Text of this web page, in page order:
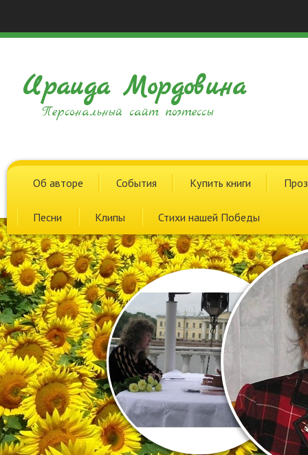
Ираида Мордовина
Персональный сайт поэтессы
Об авторе События Купить книги
Песни Клипы Стихи нашей Победы